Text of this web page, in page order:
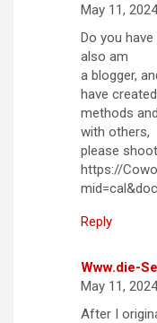
May 11,
Do you
also am
a blogger,
have
methods
with others,
please
https://
Reply
Www.die-
May 11,
After I